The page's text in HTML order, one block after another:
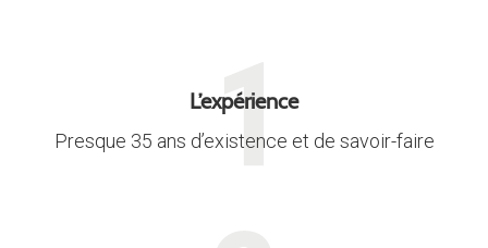
L’expérience
Presque 35 ans d’existence et de savoir-faire